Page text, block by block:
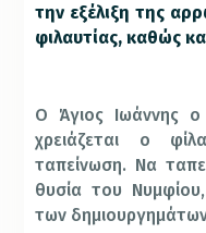
την εξέλιξη της
φιλαυτίας, καθώς
Ο Άγιος Ιωάννης ο
χρειάζεται ο
ταπείνωση. Να
θυσία του
των